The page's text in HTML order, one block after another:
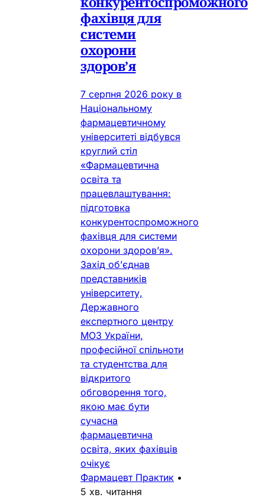
фахівця для
системи
охорони
здоров’я
7 серпня 2026 року в
Національному
фармацевтичному
університеті відбувся
круглий стіл
«Фармацевтична
освіта та
працевлаштування:
підготовка
конкурентоспроможного
фахівця для системи
охорони здоров’я».
Захід об’єднав
представників
університету,
Державного
експертного центру
МОЗ України,
професійної спільноти
та студентства для
відкритого
обговорення того,
якою має бути
сучасна
фармацевтична
освіта, яких фахівців
очікує
Фармацевт Практик •
5 хв. читання